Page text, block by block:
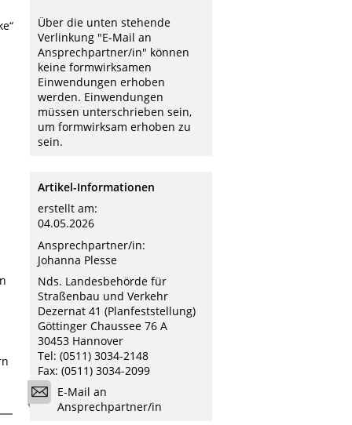
Über die unten stehende
Verlinkung "E-Mail an
Ansprechpartner/in" können
keine formwirksamen
Einwendungen erhoben
werden. Einwendungen
müssen unterschrieben sein,
um formwirksam erhoben zu
sein.
Artikel-Informationen
erstellt am:
04.05.2026
Ansprechpartner/in:
Johanna Plesse
Nds. Landesbehörde für
Straßenbau und Verkehr
Dezernat 41 (Planfeststellung)
Göttinger Chaussee 76 A
30453 Hannover
Tel: (0511) 3034-2148
Fax: (0511) 3034-2099
E-Mail an
Ansprechpartner/in